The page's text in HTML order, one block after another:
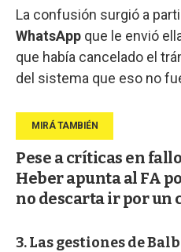
La confusión surgió a
WhatsApp que le envió
que había cancelado el
del sistema que eso no
Pese a críticas en
Heber apunta al FA
no descarta ir por un
3. Las gestiones de